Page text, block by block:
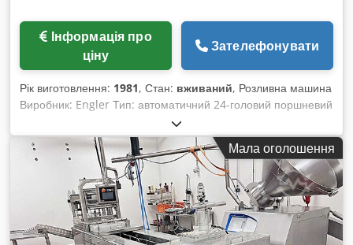
ціну
Зателефонувати
Рік виготовлення: 1981, Стан: вживаний, Розливна машина
Виробник: Engler Тип: автоматичний 24-головий поршневий
дозатор з відкритою головкою Модель: Schume 24
Продуктивність: приблизно 9 000 одиниць за годину Об’єм
наповнення: до 800 мл Crodpoiby Rmsfx Aafsf Габарити (Д
x Ш x В): 3 400 x 1 800 x 2 400 мм Вага: 700 кг
Електроживлення: 380 В – 50 Гц – 1,1 кВт Додатково: бункер
для подачі продукту з двома шнеками Оснащення: банки
720 мл з кришкою TO-082 У наявності – у наявному стані
або з можливістю адаптації під вимоги клієнта
Мала оголошення